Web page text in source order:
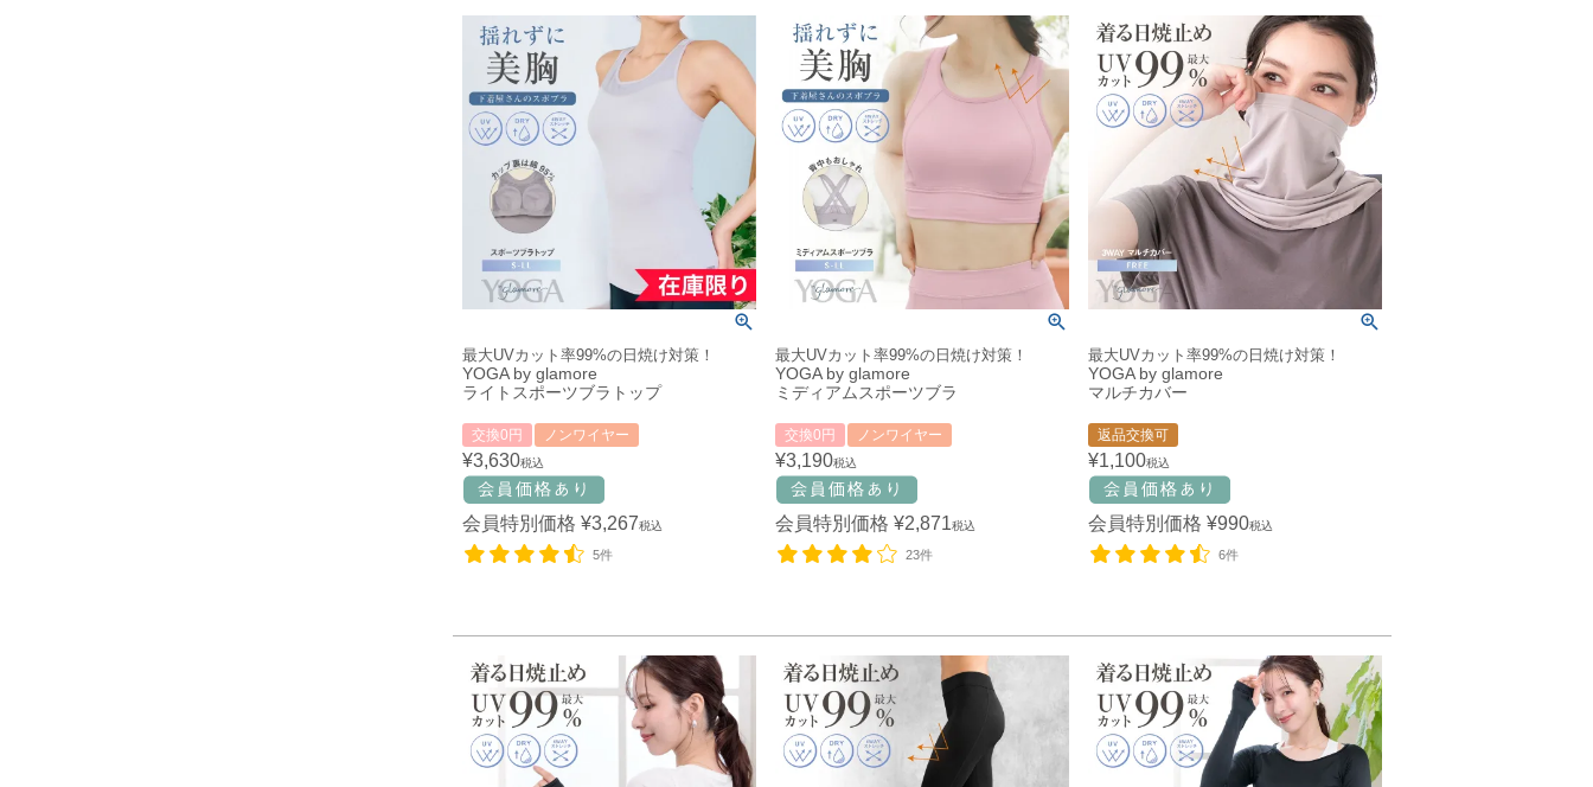
最大UVカット率99%の日焼け対策！
YOGA by glamore
ライトスポーツブラトップ
交換0円 ノンワイヤー
¥3,630税込
会員特別価格 ¥3,267税込
5件
最大UVカット率99%の日焼け対策！
YOGA by glamore
ミディアムスポーツブラ
交換0円 ノンワイヤー
¥3,190税込
会員特別価格 ¥2,871税込
23件
最大UVカット率99%の日焼け対策！
YOGA by glamore
マルチカバー
返品交換可
¥1,100税込
会員特別価格 ¥990税込
6件